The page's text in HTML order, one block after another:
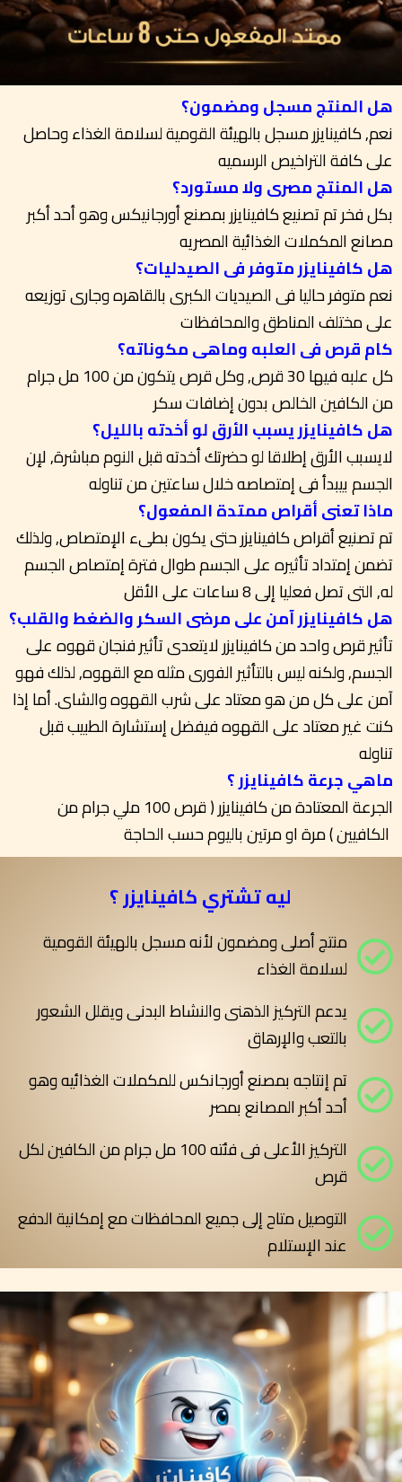
هل المنتج مسجل ومضمون؟
على كافة التراخيص الرسميه
هل المنتج مصرى ولا مستورد؟
مصانع المكملات الغذائية المصريه
هل كافينايزر متوفر فى الصيدليات؟
على مختلف المناطق والمحافظات
كام قرص فى العلبه وماهى مكوناته؟
من الكافين الخالص بدون إضافات سكر
هل كافينايزر يسبب الأرق لو أخدته بالليل؟
الجسم بيبدأ فى إمتصاصه خلال ساعتين من تناوله
ماذا تعنى أقراص ممتدة المفعول؟
تضمن إمتداد تأثيره على الجسم طوال فترة إمتصاص الجسم
له, التى تصل فعليا إلى 8 ساعات على الأقل
هل كافينايزر آمن على مرضى السكر والضغط والقلب؟
الجسم, ولكنه ليس بالتأثير الفورى مثله مع القهوه, لذلك فهو
آمن على كل من هو معتاد على شرب القهوه والشاى. أما إذا
كنت غير معتاد على القهوه فيفضل إستشارة الطبيب قبل
تناوله
ماهي جرعة كافينايزر ؟
ليه تشتري كافينايزر ؟
منتج أصلى ومضمون لأنه مسجل بالهيئة القومية
لسلامة الغذاء
يدعم التركيز الذهنى والنشاط البدنى ويقلل الشعور
بالتعب والإرهاق
تم إنتاجه بمصنع أورجانكس للمكملات الغذائيه وهو
أحد أكبر المصانع بمصر
التركيز الأعلى فى فئته 100 مل جرام من الكافين لكل
قرص
التوصيل متاح إلى جميع المحافظات مع إمكانية الدفع
عند الإستلام